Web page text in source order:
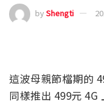
byShengti
這波母親節檔期的
同樣推出 499元 4G